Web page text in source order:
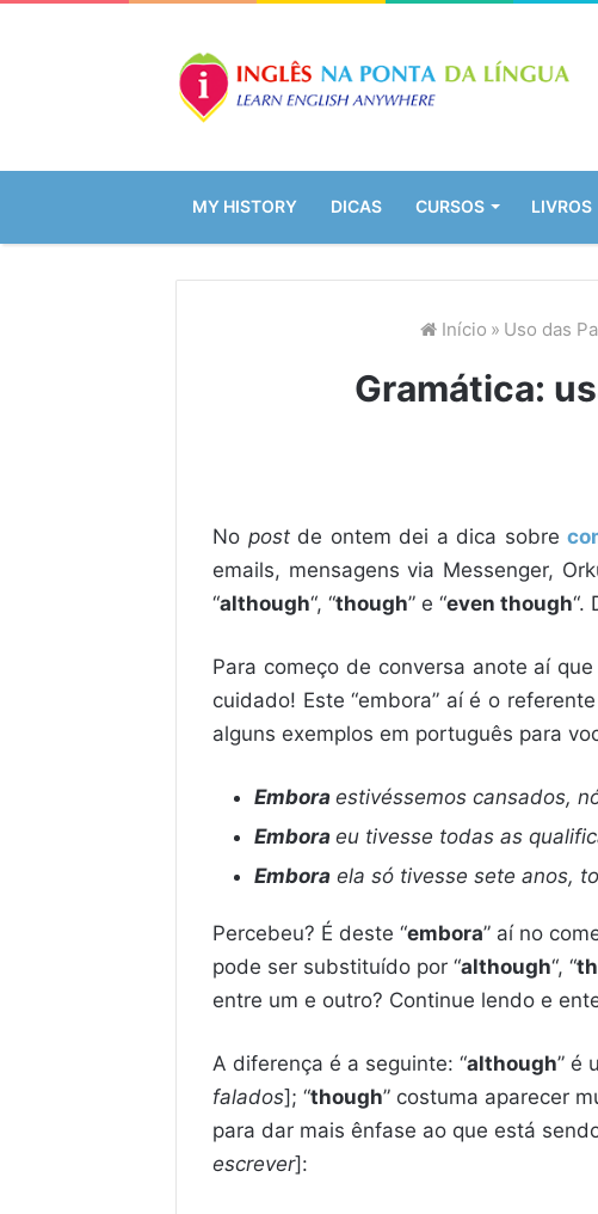
MY HISTORY DICAS CURSOS LIVROS
Início » Uso das
Gramática:
No postde ontem dei a dica sobre
emails, mensagens via Messenger,
“although“, “though” e “even though“.
Para começo de conversa anote aí que
cuidado! Este “embora” aí é o
alguns exemplos em português para
Embora estivéssemos cansados,
Embora eu tivesse todas as
Embora ela só tivesse sete anos,
Percebeu? É deste “embora” aí no
pode ser substituído por “although“, “
entre um e outro? Continue lendo e
A diferença é a seguinte: “although” é
falados]; “though” costuma aparecer
para dar mais ênfase ao que está
escrever]: